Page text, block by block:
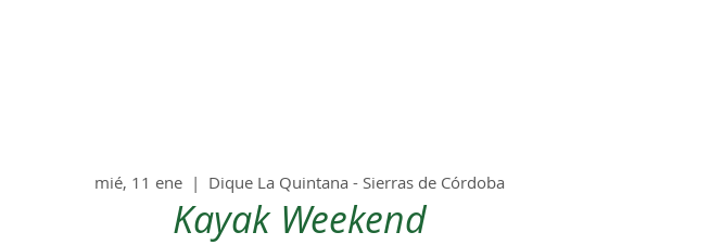
mié, 11 ene
  |
Dique La Quintana - Sierras de Córdoba
Kayak Weekend